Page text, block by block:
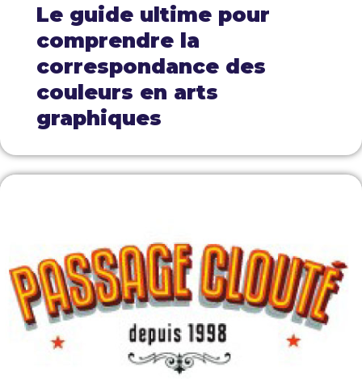
Le guide ultime pour
comprendre la
correspondance des
couleurs en arts
graphiques